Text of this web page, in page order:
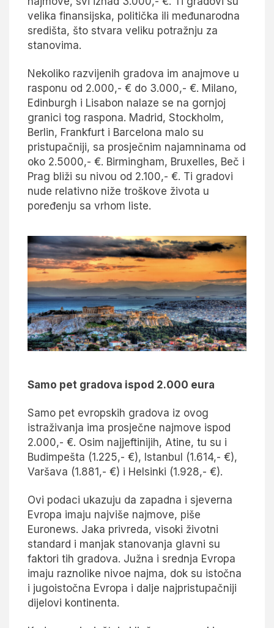
velika finansijska, politička ili međunarodna
središta, što stvara veliku potražnju za
stanovima.
Nekoliko razvijenih gradova im anajmove u
rasponu od 2.000,- € do 3.000,- €. Milano,
Edinburgh i Lisabon nalaze se na gornjoj
granici tog raspona. Madrid, Stockholm,
Berlin, Frankfurt i Barcelona malo su
pristupačniji, sa prosječnim najamninama od
oko 2.5000,- €. Birmingham, Bruxelles, Beč i
Prag bliži su nivou od 2.100,- €. Ti gradovi
nude relativno niže troškove života u
poređenju sa vrhom liste.
Samo pet gradova ispod 2.000 eura
Samo pet evropskih gradova iz ovog
istraživanja ima prosječne najmove ispod
2.000,- €. Osim najjeftinijih, Atine, tu su i
Budimpešta (1.225,- €), Istanbul (1.614,- €),
Varšava (1.881,- €) i Helsinki (1.928,- €).
Ovi podaci ukazuju da zapadna i sjeverna
Evropa imaju najviše najmove, piše
Euronews. Jaka privreda, visoki životni
standard i manjak stanovanja glavni su
faktori tih gradova. Južna i srednja Evropa
imaju raznolike nivoe najma, dok su istočna
i jugoistočna Evropa i dalje najpristupačniji
dijelovi kontinenta.